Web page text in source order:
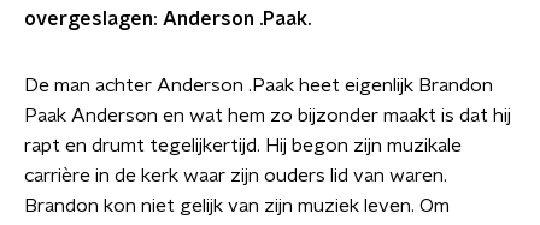
overgeslagen: Anderson .Paak.
De man achter Anderson .Paak heet eigenlijk Brandon
Paak Anderson en wat hem zo bijzonder maakt is dat hij
rapt en drumt tegelijkertijd. Hij begon zijn muzikale
carrière in de kerk waar zijn ouders lid van waren.
Brandon kon niet gelijk van zijn muziek leven. Om